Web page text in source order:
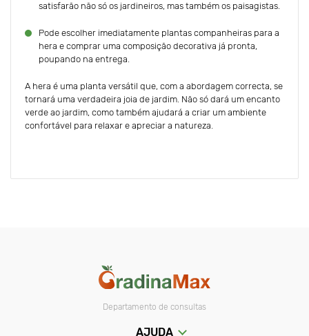
satisfarão não só os jardineiros, mas também os paisagistas.
Pode escolher imediatamente plantas companheiras para a
hera e comprar uma composição decorativa já pronta,
poupando na entrega.
A hera é uma planta versátil que, com a abordagem correcta, se
tornará uma verdadeira joia de jardim. Não só dará um encanto
verde ao jardim, como também ajudará a criar um ambiente
confortável para relaxar e apreciar a natureza.
Departamento de consultas
AJUDA